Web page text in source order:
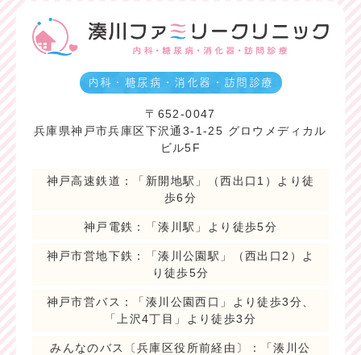
内科・糖尿病・消化器・訪問診療
〒652-0047
兵庫県神戸市兵庫区下沢通3-1-25 グロウメディカル
ビル5F
神戸高速鉄道：「新開地駅」（西出口1）より徒
歩6分
神戸電鉄：「湊川駅」より徒歩5分
神戸市営地下鉄：「湊川公園駅」（西出口2）よ
り徒歩5分
神戸市営バス：「湊川公園西口」より徒歩3分、
「上沢4丁目」より徒歩3分
みんなのバス〔兵庫区役所前経由〕：「湊川公